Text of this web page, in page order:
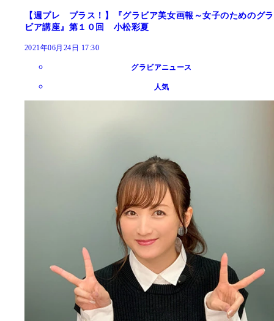
【週プレ プラス！】『グラビア美女画報～女子のためのグラ
ビア講座』第１０回 小松彩夏
2021年06月24日 17:30
グラビアニュース
人気